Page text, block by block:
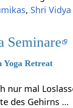
, Shri
Seminare
Yoga Retreat
nur mal
des Gehirns …